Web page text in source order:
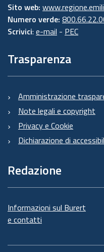
Sito web:
Numero verde:
Scrivici: e-mail - PEC
Trasparenza
Amministrazione
Note legali e copyright
Privacy e Cookie
Dichiarazione di
Redazione
Informazioni sul Burert
e contatti